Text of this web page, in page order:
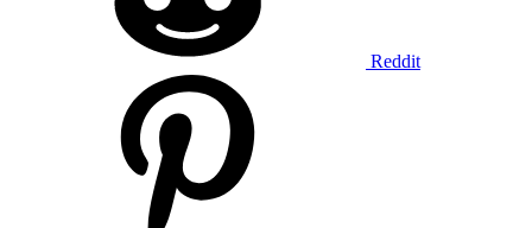
Reddit